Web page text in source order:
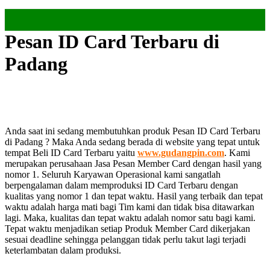
Pesan ID Card Terbaru di
Padang
Anda saat ini sedang membutuhkan produk Pesan ID Card Terbaru
di Padang ? Maka Anda sedang berada di website yang tepat untuk
tempat Beli ID Card Terbaru yaitu www.gudangpin.com. Kami
merupakan perusahaan Jasa Pesan Member Card dengan hasil yang
nomor 1. Seluruh Karyawan Operasional kami sangatlah
berpengalaman dalam memproduksi ID Card Terbaru dengan
kualitas yang nomor 1 dan tepat waktu. Hasil yang terbaik dan tepat
waktu adalah harga mati bagi Tim kami dan tidak bisa ditawarkan
lagi. Maka, kualitas dan tepat waktu adalah nomor satu bagi kami.
Tepat waktu menjadikan setiap Produk Member Card dikerjakan
sesuai deadline sehingga pelanggan tidak perlu takut lagi terjadi
keterlambatan dalam produksi.